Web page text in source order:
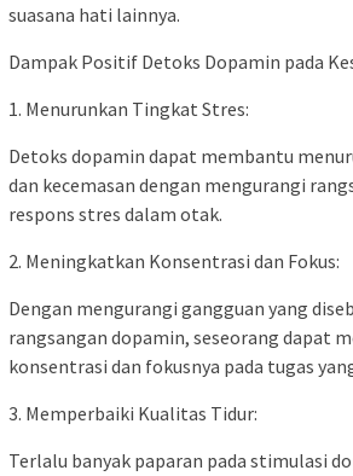
suasana hati lainnya.
Dampak Positif Detoks Dopamin pada
1. Menurunkan Tingkat Stres:
Detoks dopamin dapat membantu
dan kecemasan dengan mengurangi
respons stres dalam otak.
2. Meningkatkan Konsentrasi dan Fokus:
Dengan mengurangi gangguan yang
rangsangan dopamin, seseorang dapat
konsentrasi dan fokusnya pada tugas
3. Memperbaiki Kualitas Tidur:
Terlalu banyak paparan pada stimulasi